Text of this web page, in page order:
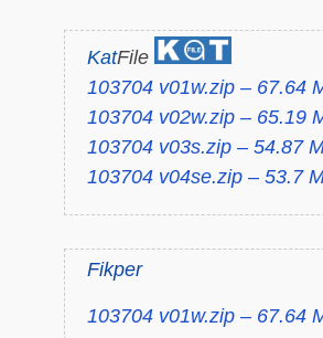
KatFile
103704 v01w.zip – 67.64
103704 v02w.zip – 65.19
103704 v03s.zip – 54.87
103704 v04se.zip – 53.7
Fikper
103704 v01w.zip – 67.64